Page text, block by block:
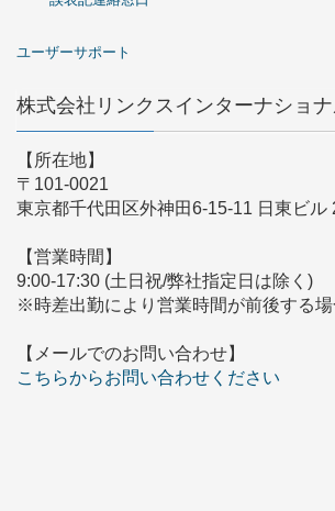
ユーザーサポート
株式会社リンクスインターナショ
【所在地】
〒101-0021
東京都千代田区外神田6-15-11 日東ビル
【営業時間】
9:00-17:30 (土日祝/弊社指定日は除く)
※時差出勤により営業時間が前後する
【メールでのお問い合わせ】
こちらからお問い合わせください